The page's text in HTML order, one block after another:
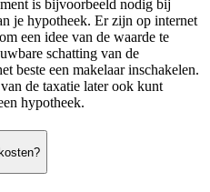
is bijvoorbeeld nodig bij
je hypotheek. Er zijn op internet
een idee van de waarde te
schatting van de
beste een makelaar inschakelen.
de taxatie later ook kunt
hypotheek.